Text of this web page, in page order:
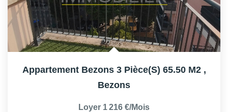
Appartement Bezons 3 Pièce(s) 65.50 M2 ,
Bezons
Loyer 1 216 €/mois